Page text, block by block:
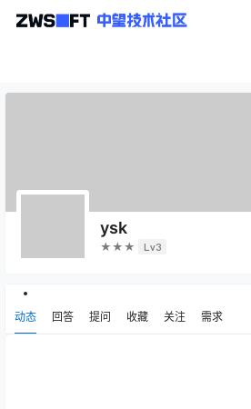
ysk
★★★ Lv3
动态 回答 提问 收藏 关注 需求